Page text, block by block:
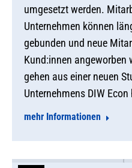
umgesetzt werden.
Unternehmen können
gebunden und neue
Kund:innen angeworben
gehen aus einer neuen
Unternehmens DIW Econ
mehr Informationen